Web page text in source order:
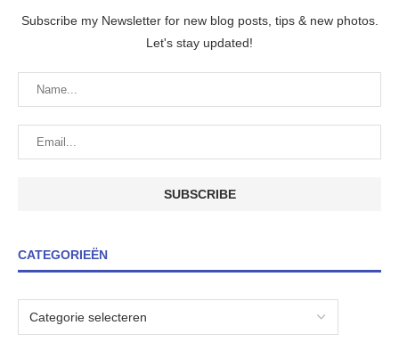
Subscribe my Newsletter for new blog posts, tips & new photos.
Let's stay updated!
CATEGORIEËN